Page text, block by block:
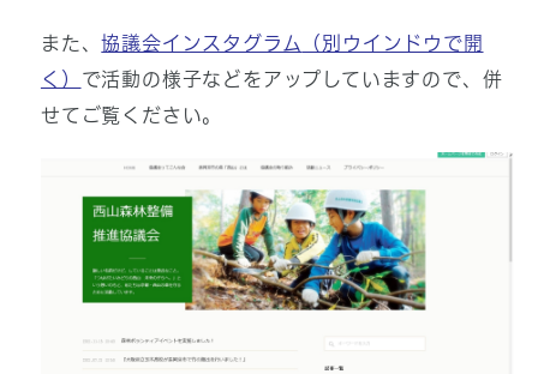
また、協議会インスタグラム
（別ウインドウで開
く） で活動の様子などをアップしていますので、併
せてご覧ください。